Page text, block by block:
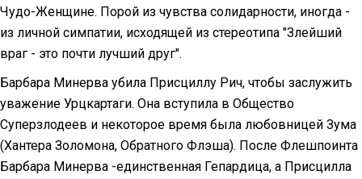
Чудо-Женщине. Порой из чувства солидарности, иногда -
из личной симпатии, исходящей из стереотипа "Злейший
враг - это почти лучший друг".
Барбара Минерва убила Присциллу Рич, чтобы заслужить
уважение Урцкартаги. Она вступила в Общество
Суперзлодеев и некоторое время была любовницей Зума
(Хантера Золомона, Обратного Флэша). После Флешпоинта
Барбара Минерва -единственная Гепардица, а Присцилла